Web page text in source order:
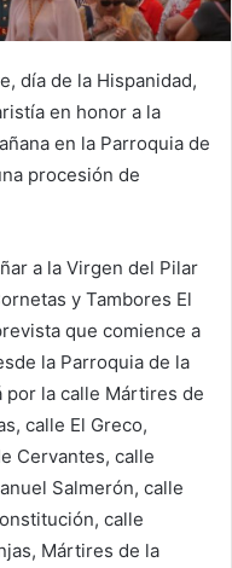
día de la Hispanidad,
en honor a la
en la Parroquia de
procesión de
a la Virgen del Pilar
y Tambores El
que comience a
la Parroquia de la
la calle Mártires de
calle El Greco,
Cervantes, calle
Salmerón, calle
calle
Mártires de la